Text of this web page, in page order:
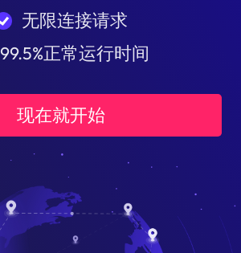
无限连接请求
99.5%正常运行时间
现在就开始